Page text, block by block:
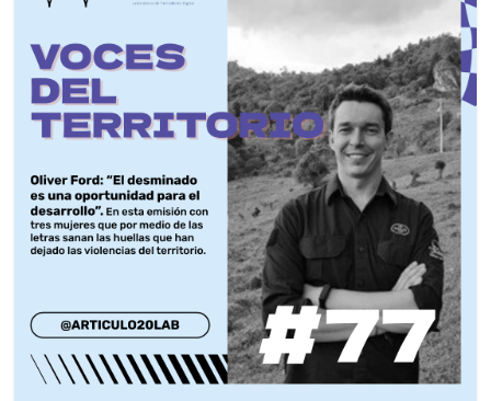
digital
del
Politécnico
Grancolombiano